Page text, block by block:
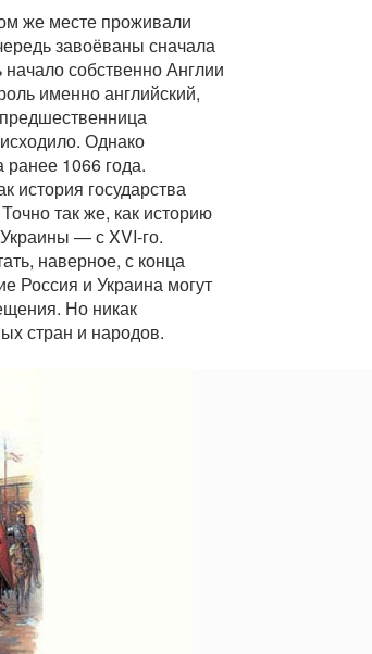
же месте проживали
завоёваны сначала
собственно Англии
именно английский,
Однако
ранее 1066 года.
история государства
так же, как историю
— с XVI-го.
наверное, с конца
Россия и Украина могут
Но никак
стран и народов.